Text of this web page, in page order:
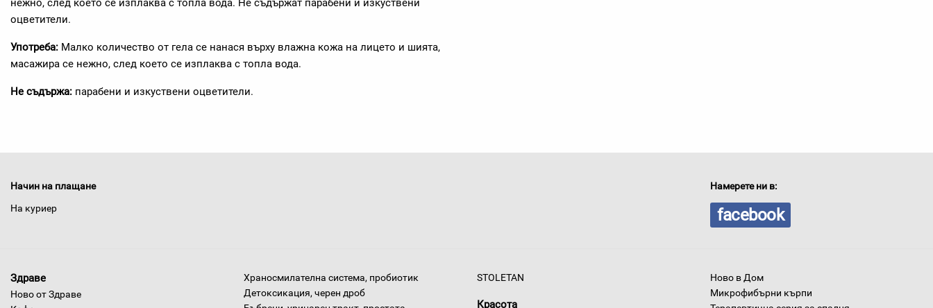
нежно, след което се изплаква с топла вода. Не съдържат парабени и изкуствени
оцветители.
Употреба: Малко количество от гела се нанася върху влажна кожа на лицето и шията,
масажира се нежно, след което се изплаква с топла вода.
Не съдържа: парабени и изкуствени оцветители.
Начин на плащане
На куриер
Намерете ни в:
facebook
Здраве
Ново от Здраве
Храносмилателна система, пробиотик
Детоксикация, черен дроб
STOLETAN
Красота
Ново в Дом
Микрофибърни кърпи